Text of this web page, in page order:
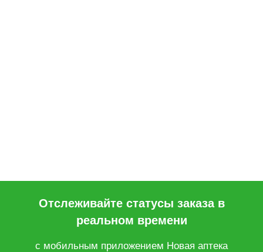
Отслеживайте статусы заказа в
реальном времени
с мобильным приложением Новая аптека